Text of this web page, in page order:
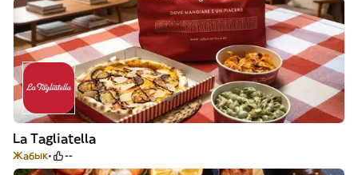
La Tagliatella
Жабык --